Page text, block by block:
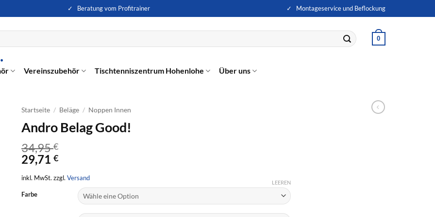
✓ Beratung vom Profitrainer ✓ Montageservice und Beflockung
0
Vereinszubehör Tischtenniszentrum Hohenlohe Über uns
Startseite / Beläge / Noppen Innen
Andro Belag Good!
34,95€
29,71 €
inkl. MwSt. zzgl. Versand
Farbe
LEEREN